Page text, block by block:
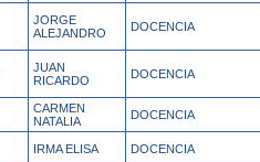
JORGE
ALEJANDRO
DOCENCIA
JUAN
RICARDO
DOCENCIA
CARMEN
NATALIA
DOCENCIA
IRMA ELISA DOCENCIA